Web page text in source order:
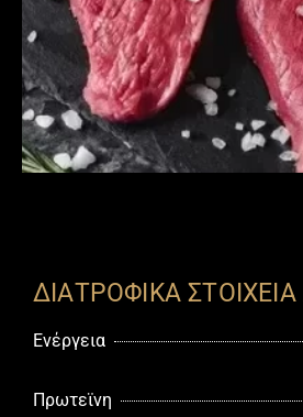
ΔΙΑΤΡΟΦΙΚΑ
Ενέργεια
Πρωτεϊνη